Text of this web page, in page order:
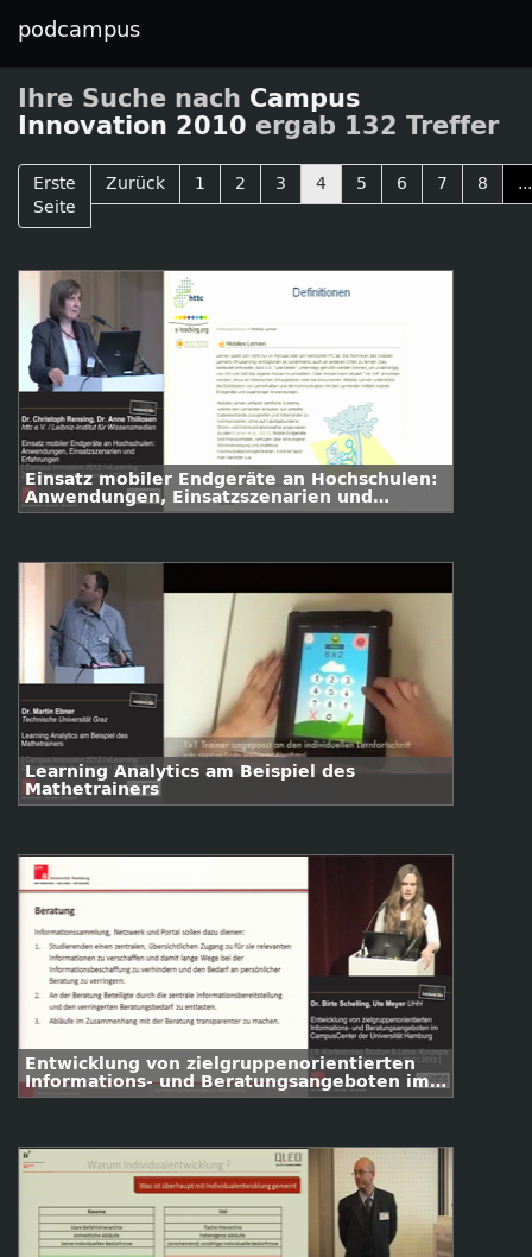
podcampus
Ihre Suche nach Campus
Innovation 2010 ergab 132 Treffer
Erste
Seite
Zurück 1 2 3 4 5 6 7 8 ...
Einsatz mobiler Endgeräte an Hochschulen:
Anwendungen, Einsatzszenarien und
Erfahrungen
Learning Analytics am Beispiel des
Mathetrainers
Entwicklung von zielgruppenorientierten
Informations- und Beratungsangeboten im
CampusCenter der Universität Hamburg